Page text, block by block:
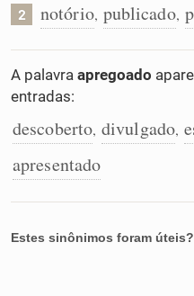
Conexões
Caça-palavras
Dicionário
2 notório, publicado,
A palavra apregoado
entradas:
descoberto, divulgado,
apresentado
Estes sinônimos foram úteis?